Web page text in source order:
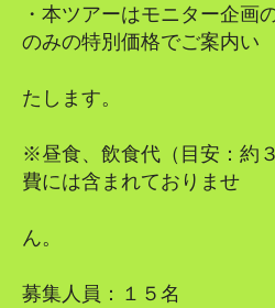
・本ツアーはモニター企画
のみの特別価格でご案内い
たします。
※昼食、飲食代（目安：約
費には含まれておりませ
ん。
募集人員：１５名